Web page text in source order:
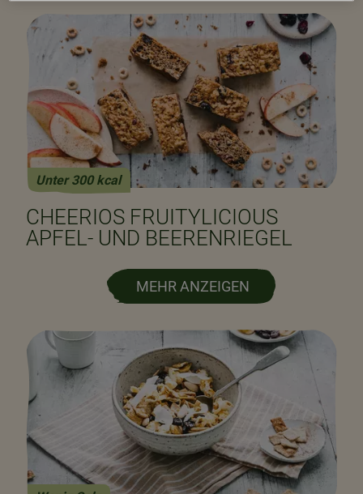
Unter 300 kcal
CHEERIOS FRUITYLICIOUS
APFEL- UND BEERENRIEGEL
MEHR ANZEIGEN